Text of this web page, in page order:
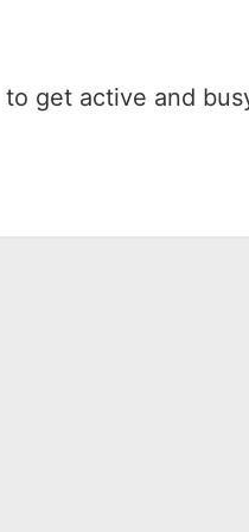
to get active and